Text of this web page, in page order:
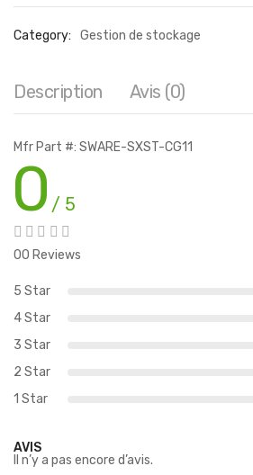
Category: Gestion de stockage
Description Avis (0)
Mfr Part #: SWARE-SXST-CG11
0 / 5
00 Reviews
5 Star
4 Star
3 Star
2 Star
1 Star
AVIS
Il n’y a pas encore d’avis.